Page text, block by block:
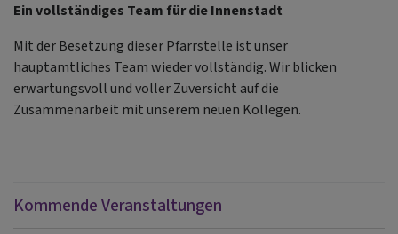
Ein vollständiges Team für die Innenstadt
Mit der Besetzung dieser Pfarrstelle ist unser
hauptamtliches Team wieder vollständig. Wir blicken
erwartungsvoll und voller Zuversicht auf die
Zusammenarbeit mit unserem neuen Kollegen.
Kommende Veranstaltungen